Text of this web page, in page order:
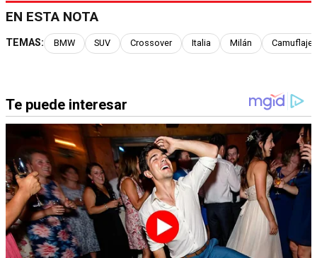
EN ESTA NOTA
TEMAS: BMW SUV Crossover Italia Milán Camuflaje